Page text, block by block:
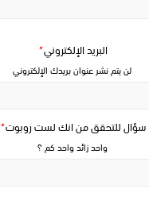
سؤال للتحقق من انك لست روبوت*
واحد زائد واحد كم ؟
البريد الإلكتروني*
لن يتم نشر عنوان بريدك الإلكتروني